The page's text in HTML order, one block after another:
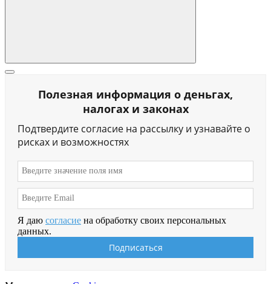
Полезная информация о деньгах,
налогах и законах
Подтвердите согласие на рассылку и узнавайте о
рисках и возможностях
Я даю согласие на обработку своих персональных
данных.